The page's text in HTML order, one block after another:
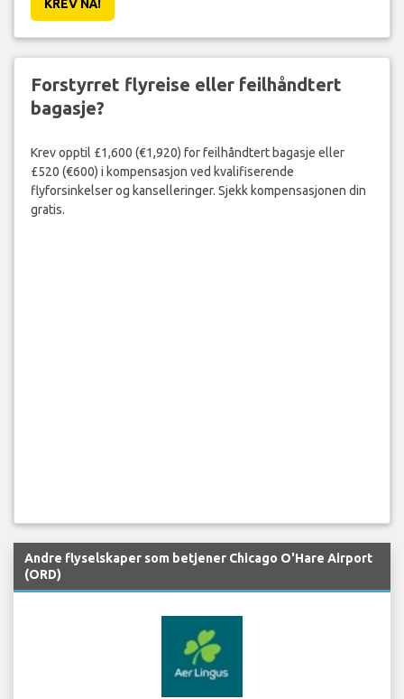
KREV NÅ!
Forstyrret flyreise eller feilhåndtert
bagasje?
Krev opptil £1,600 (€1,920) for feilhåndtert bagasje eller
£520 (€600) i kompensasjon ved kvalifiserende
flyforsinkelser og kanselleringer. Sjekk kompensasjonen din
gratis.
Andre flyselskaper som betjener Chicago O'Hare Airport
(ORD)